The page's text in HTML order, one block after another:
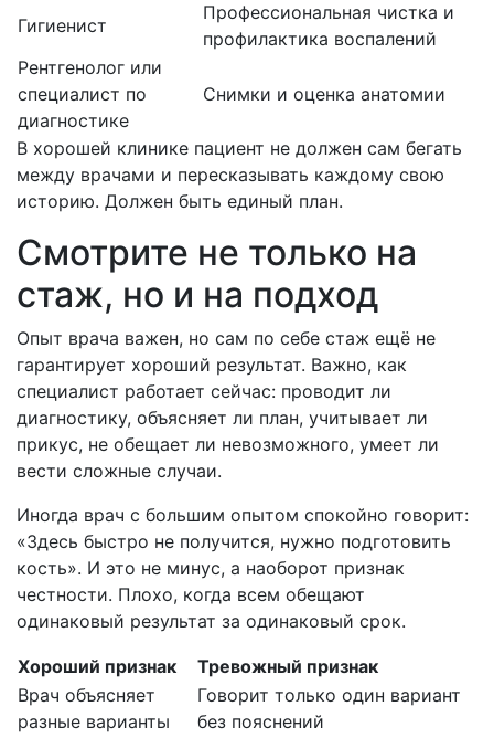
Гигиенист
Профессиональная чистка и
профилактика воспалений
Рентгенолог или
специалист по
диагностике
Снимки и оценка анатомии
В хорошей клинике пациент не должен сам бегать
между врачами и пересказывать каждому свою
историю. Должен быть единый план.
Смотрите не только на
стаж, но и на подход
Опыт врача важен, но сам по себе стаж ещё не
гарантирует хороший результат. Важно, как
специалист работает сейчас: проводит ли
диагностику, объясняет ли план, учитывает ли
прикус, не обещает ли невозможного, умеет ли
вести сложные случаи.
Иногда врач с большим опытом спокойно говорит:
«Здесь быстро не получится, нужно подготовить
кость». И это не минус, а наоборот признак
честности. Плохо, когда всем обещают
одинаковый результат за одинаковый срок.
Хороший признак
Тревожный признак
Врач объясняет
разные варианты
Говорит только один вариант
без пояснений